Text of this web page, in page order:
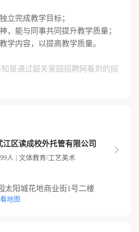
立完成教学目标；
，能与同事共同提升教学质量；
学内容，以提高教学质量。
是通过韶关家园招聘网看到的招
江区读成校外托管有限公司
人 | 文体教育/工艺美术

太阳城花地商业街1号二楼
地图